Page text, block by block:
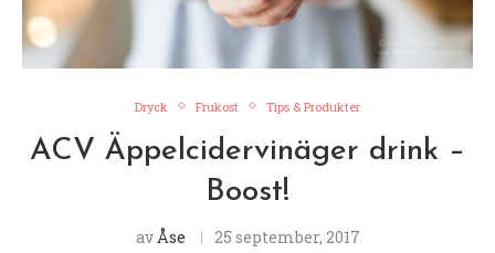
Dryck Frukost Tips & Produkter
ACV Äppelcidervinäger drink –
Boost!
av Åse 25 september, 2017